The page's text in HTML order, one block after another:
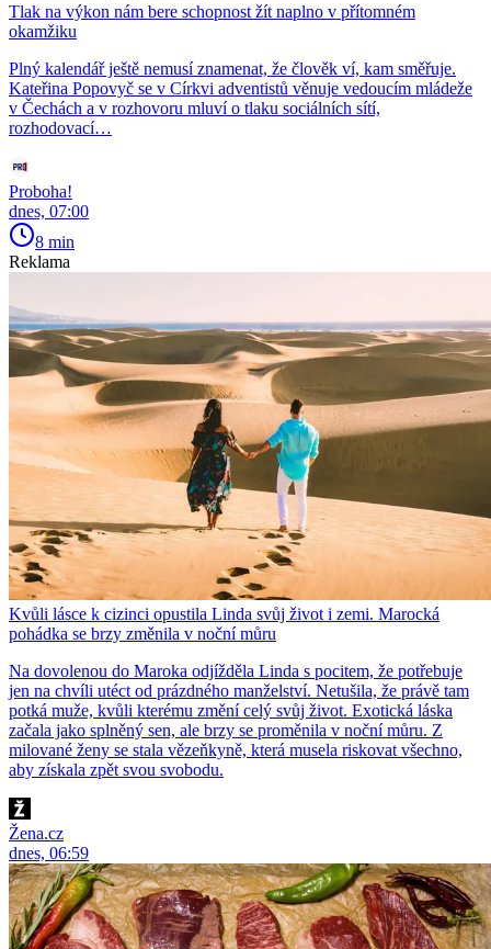
Tlak na výkon nám bere schopnost žít naplno v přítomném
okamžiku
Plný kalendář ještě nemusí znamenat, že člověk ví, kam směřuje.
Kateřina Popovyč se v Církvi adventistů věnuje vedoucím mládeže
v Čechách a v rozhovoru mluví o tlaku sociálních sítí,
rozhodovací…
Proboha!
dnes, 07:00
8 min
Reklama
Kvůli lásce k cizinci opustila Linda svůj život i zemi. Marocká
pohádka se brzy změnila v noční můru
Na dovolenou do Maroka odjížděla Linda s pocitem, že potřebuje
jen na chvíli utéct od prázdného manželství. Netušila, že právě tam
potká muže, kvůli kterému změní celý svůj život. Exotická láska
začala jako splněný sen, ale brzy se proměnila v noční můru. Z
milované ženy se stala vězeňkyně, která musela riskovat všechno,
aby získala zpět svou svobodu.
Žena.cz
dnes, 06:59